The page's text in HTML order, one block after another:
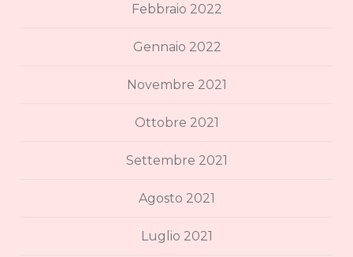
Febbraio 2022
Gennaio 2022
Novembre 2021
Ottobre 2021
Settembre 2021
Agosto 2021
Luglio 2021